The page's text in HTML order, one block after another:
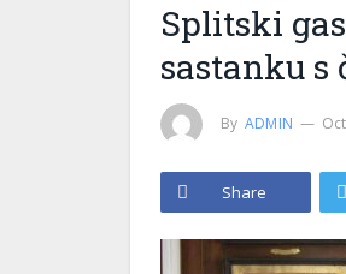
Splitski
sastanku s
By ADMIN
Share